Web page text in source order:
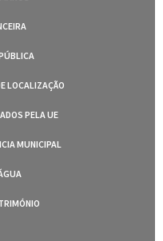
LOCALIZAÇÃO
PELA UE
MUNICIPAL